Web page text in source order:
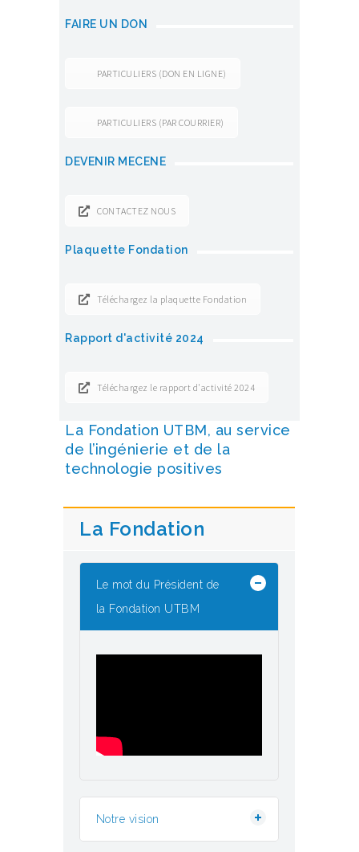
FAIRE UN DON
PARTICULIERS (DON EN LIGNE)
PARTICULIERS (PAR COURRIER)
DEVENIR MECENE
CONTACTEZ NOUS
Plaquette Fondation
Téléchargez la plaquette Fondation
Rapport d'activité 2024
Téléchargez le rapport d'activité 2024
La Fondation UTBM, au service
de l’ingénierie et de la
technologie positives
La Fondation
Le mot du Président de
la Fondation UTBM
Notre vision